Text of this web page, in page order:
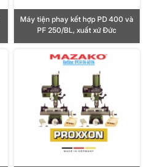
Máy tiện phay kết hợp PD 400 và
PF 250/BL, xuất xứ Đức